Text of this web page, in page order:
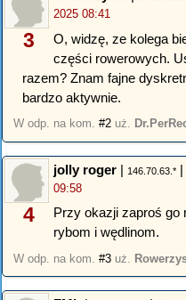
3
2025 08:41
O, widzę, ze kolega
części rowerowych.
razem? Znam fajne
bardzo aktywnie.
W odp. na kom. #2 uż.
4
jolly roger | 146.70.63.* |
09:58
Przy okazji zaproś go
rybom i wędlinom.
W odp. na kom. #3 uż.